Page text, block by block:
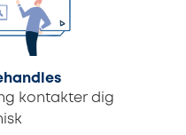
kontakter dig